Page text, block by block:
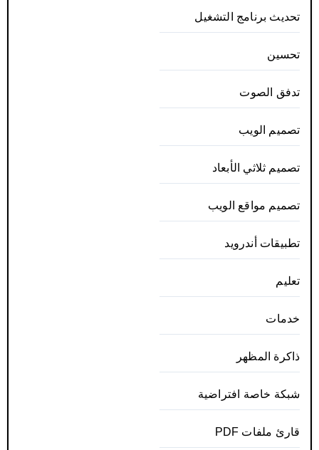
تحديث برنامج التشغيل
تحسين
تدفق الصوت
تصميم الويب
تصميم ثلاثي الأبعاد
تصميم مواقع الويب
تطبيقات أندرويد
تعليم
خدمات
ذاكرة المظهر
شبكة خاصة افتراضية
قارئ ملفات PDF